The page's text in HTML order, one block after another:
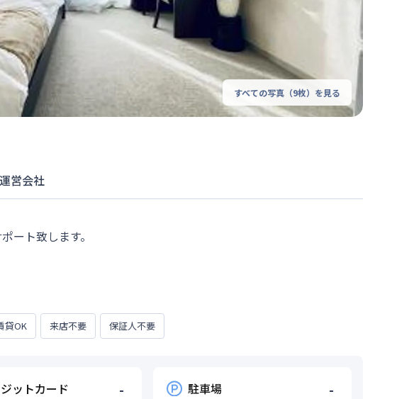
すべての写真（9枚）を見る
運営会社
ート致します。
貸OK 来店不要 保証人不要
ットカード - 駐車場 -